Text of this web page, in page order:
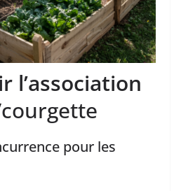
l’association
pour les